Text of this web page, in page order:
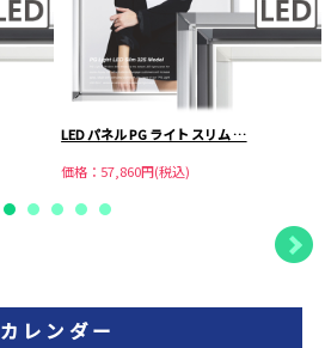
LED パネル PG ライト スリム …
価格：57,860円(税込)
カレンダー